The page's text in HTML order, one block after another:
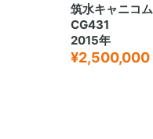
筑水キャニコム
CG431
2015年
¥2,500,000